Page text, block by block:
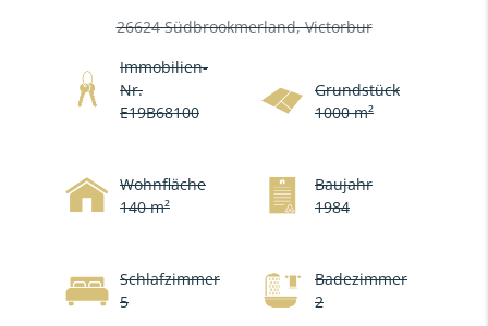
26624 Südbrookmerland, Victorbur
Immobilien-
Nr.
E19B68100
Grundstück
1000 m²
Wohnfläche
140 m²
Baujahr
1984
Schlafzimmer
5
Badezimmer
2